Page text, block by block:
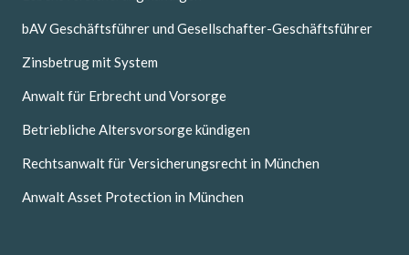
bAV Geschäftsführer und Gesellschafter-Geschäftsführer
Zinsbetrug mit System
Anwalt für Erbrecht und Vorsorge
Betriebliche Altersvorsorge kündigen
Rechtsanwalt für Versicherungsrecht in München
Anwalt Asset Protection in München